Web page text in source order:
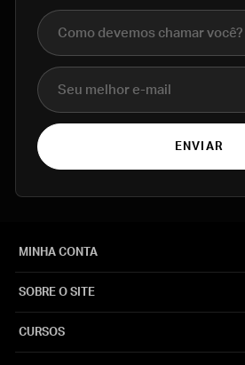
Nome completo
E-mail
ENVIAR
MINHA CONTA
SOBRE O SITE
CURSOS